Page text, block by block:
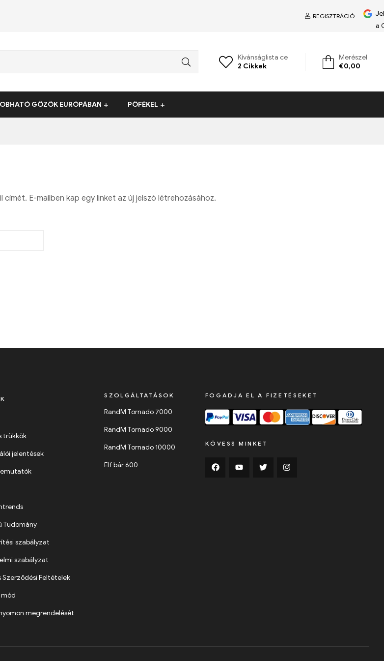
REGISZTRÁCIÓ
a
Kívánságlista ce
2 Cikkek
Merészel
€0,00
GŐZÖK EURÓPÁBAN PÖFÉKEL
E-mailben kap egy linket az új jelszó létrehozásához.
trükkök
jelentések
Tudomány
szabályzat
szabályzat
Szerződési Feltételek
mód
megrendelését
SZOLGÁLTATÁSOK
RandM Tornado 7000
RandM Tornado 9000
RandM Tornado 10000
Elf bár 600
FOGADJA EL A FIZETÉSEKET
KÖVESS MINKET